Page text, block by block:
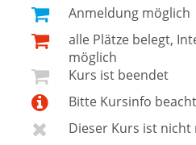
Anmeldung möglich
alle Plätze belegt,
möglich
Kurs ist beendet
Bitte Kursinfo
Dieser Kurs ist